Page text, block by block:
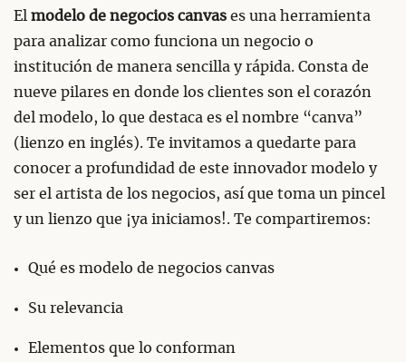
El modelo de negocios canvas es una herramienta
para analizar como funciona un negocio o
institución de manera sencilla y rápida. Consta de
nueve pilares en donde los clientes son el corazón
del modelo, lo que destaca es el nombre “canva”
(lienzo en inglés). Te invitamos a quedarte para
conocer a profundidad de este innovador modelo y
ser el artista de los negocios, así que toma un pincel
y un lienzo que ¡ya iniciamos!. Te compartiremos:
Qué es modelo de negocios canvas
Su relevancia
Elementos que lo conforman